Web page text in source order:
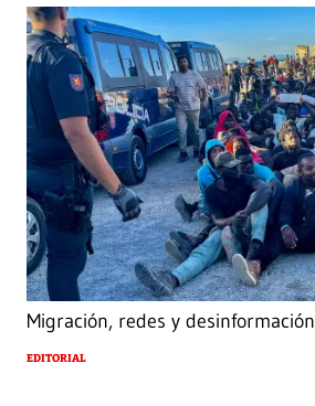
Migración, redes y desinformación
EDITORIAL